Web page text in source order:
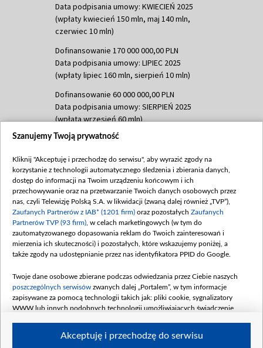
Data podpisania umowy: KWIECIEŃ 2025
(wpłaty kwiecień 150 mln, maj 140 mln,
czerwiec 10 mln)
Dofinansowanie 170 000 000,00 PLN
Data podpisania umowy: LIPIEC 2025
(wpłaty lipiec 160 mln, sierpień 10 mln)
Dofinansowanie 60 000 000,00 PLN
Data podpisania umowy: SIERPIEŃ 2025
(wpłata wrzesień 60 mln)
Dofinansowanie 635 783 051,21 PLN
(wpłata wrzesień 100 mln, październik 350
mln, listopad 265 mln)
Dofinansowanie 48 862 000,00 PLN
Data podpisania umowy: GRUDZIEŃ 2025
(wpłata grudzień 60,548 mln)
Dofinansowanie 900 000 000,00 PLN
Data podpisania umowy: LUTY 2026 (wpłata
kwiecień 180 mln, 7 maja 180 mln, 8
czerwca 90 mln)
Dofinansowanie 250 000 000,00 PLN
4 sierpnia 250 mln
Szanujemy Twoją prywatność
Kliknij "Akceptuję i przechodzę do serwisu", aby wyrazić zgody na
korzystanie z technologii automatycznego śledzenia i zbierania danych,
dostęp do informacji na Twoim urządzeniu końcowym i ich
przechowywanie oraz na przetwarzanie Twoich danych osobowych przez
nas, czyli Telewizję Polską S.A. w likwidacji (zwaną dalej również „TVP”),
Zaufanych Partnerów z IAB* (1201 firm) oraz pozostałych Zaufanych
Partnerów TVP (93 firm) , w celach marketingowych (w tym do
zautomatyzowanego dopasowania reklam do Twoich zainteresowań i
mierzenia ich skuteczności) i pozostałych, które wskazujemy poniżej, a
także zgody na udostępnianie przez nas identyfikatora PPID do Google.
Twoje dane osobowe zbierane podczas odwiedzania przez Ciebie naszych
poszczególnych serwisów zwanych dalej „Portalem”, w tym informacje
zapisywane za pomocą technologii takich jak: pliki cookie, sygnalizatory
WWW lub innych podobnych technologii umożliwiających świadczenie
Akceptuję i przechodzę do serwisu